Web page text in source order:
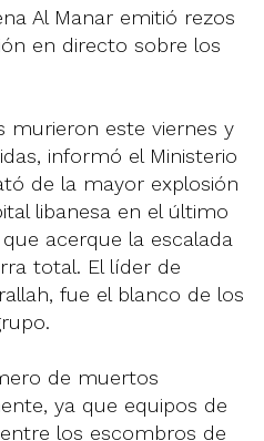
Al Manar emitió rezos
en directo sobre los
murieron este viernes y
informó el Ministerio
de la mayor explosión
libanesa en el último
acerque la escalada
total. El líder de
fue el blanco de los
de muertos
ya que equipos de
los escombros de